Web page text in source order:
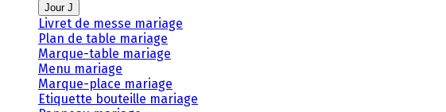
Jour J
Livret de messe mariage
Plan de table mariage
Marque-table mariage
Menu mariage
Marque-place mariage
Etiquette bouteille mariage